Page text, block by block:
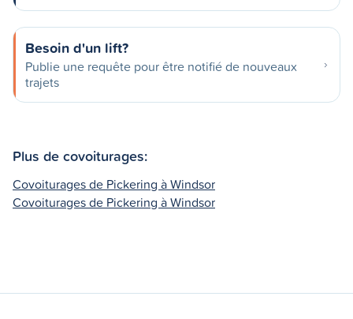
Besoin d'un lift?
Publie une requête pour être notifié de nouveaux
trajets
Plus de covoiturages:
Covoiturages de Pickering à Windsor
Covoiturages de Pickering à Windsor